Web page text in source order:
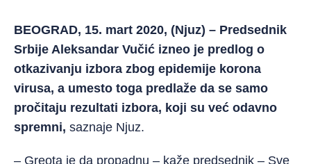
BEOGRAD, 15. mart 2020, (Njuz) – Predsednik
Srbije Aleksandar Vučić izneo je predlog o
otkazivanju izbora zbog epidemije korona
virusa, a umesto toga predlaže da se samo
pročitaju rezultati izbora, koji su već odavno
spremni, saznaje Njuz.
– Greota je da propadnu – kaže predsednik – Sve